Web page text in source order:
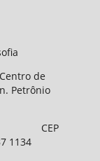
Petrônio
1134